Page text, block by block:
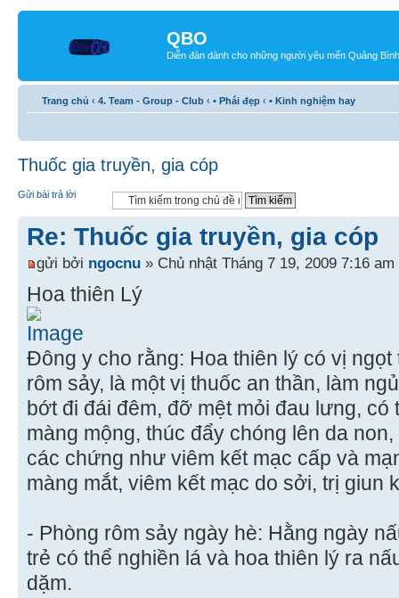
QBO
Diễn đàn dành cho những người yêu mến Quảng Bình
Trang chủ ‹ 4. Team - Group - Club ‹ • Phái đẹp ‹ • Kinh nghiệm hay
Thuốc gia truyền, gia cóp
Gửi bài trả lời
Re: Thuốc gia truyền, gia cóp
gửi bởi ngocnu » Chủ nhật Tháng 7 19, 2009 7:16 am
Hoa thiên Lý
Đông y cho rằng: Hoa thiên lý có vị
rôm sảy, là một vị thuốc an thần, làm
bớt đi đái đêm, đỡ mệt mỏi đau lưng, có
màng mộng, thúc đẩy chóng lên da
các chứng như viêm kết mạc cấp và
màng mắt, viêm kết mạc do sởi, trị giun
- Phòng rôm sảy ngày hè: Hằng ngày
trẻ có thể nghiền lá và hoa thiên lý ra
dặm.